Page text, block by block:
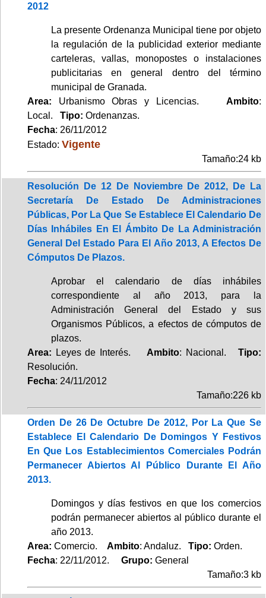
2012
La presente Ordenanza Municipal tiene por objeto
la regulación de la publicidad exterior mediante
carteleras, vallas, monopostes o instalaciones
publicitarias en general dentro del término
municipal de Granada.
Area: Urbanismo Obras y Licencias. Ambito:
Local. Tipo: Ordenanzas.
Fecha: 26/11/2012
Estado: Vigente
Tamaño:24 kb
Resolución De 12 De Noviembre De 2012, De La
Secretaría De Estado De Administraciones
Públicas, Por La Que Se Establece El Calendario De
Días Inhábiles En El Ámbito De La Administración
General Del Estado Para El Año 2013, A Efectos De
Cómputos De Plazos.
Aprobar el calendario de días inhábiles
correspondiente al año 2013, para la
Administración General del Estado y sus
Organismos Públicos, a efectos de cómputos de
plazos.
Area: Leyes de Interés. Ambito: Nacional.Tipo:
Resolución.
Fecha: 24/11/2012
Tamaño:226 kb
Orden De 26 De Octubre De 2012, Por La Que Se
Establece El Calendario De Domingos Y Festivos
En Que Los Establecimientos Comerciales Podrán
Permanecer Abiertos Al Público Durante El Año
2013.
Domingos y días festivos en que los comercios
podrán permanecer abiertos al público durante el
año 2013.
Area: Comercio. Ambito: Andaluz. Tipo: Orden.
Fecha: 22/11/2012. Grupo: General
Tamaño:3 kb